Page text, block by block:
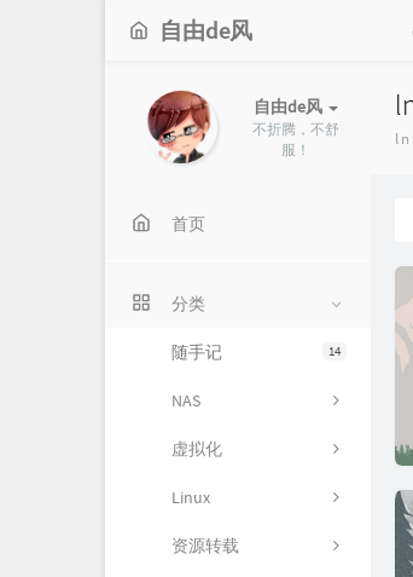
自由de风
自由de风
不折腾，不舒
服！
首页
分类
14
随手记
NAS
虚拟化
Linux
资源转载